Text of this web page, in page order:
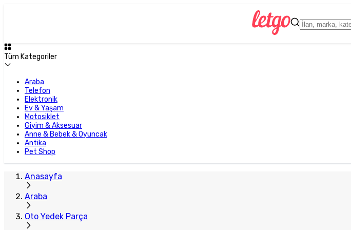
Tüm Kategoriler
Araba
Telefon
Elektronik
Ev & Yaşam
Motosiklet
Giyim & Aksesuar
Anne & Bebek & Oyuncak
Antika
Pet Shop
Anasayfa
Araba
Oto Yedek Parça